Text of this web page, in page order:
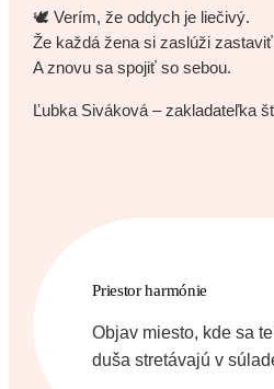
🕊️ Verím, že oddych je liečivý.
Že každá žena si zaslúži
A znovu sa spojiť so sebou.
Ľubka Siváková – zakladateľka
Priestor harmónie
Objav miesto, kde sa
duša stretávajú v